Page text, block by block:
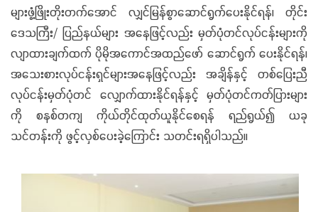
များဖွံ့ဖြိုးတိုးတက်အောင် လျှင်မြန်စွာဆောင်ရွက်ပေးနိုင်ရန်၊ တိုင်း
ဒေသကြီး/ ပြည်နယ်များ အနေဖြင့်လည်း မှတ်ပုံတင်လုပ်ငန်းများကို
လျာထားချက်ထက် ပိုမိုအကောင်အထည်ဖော် ဆောင်ရွက် ပေးနိုင်ရန်၊
အသေးစားလုပ်ငန်းရှင်များအနေဖြင့်လည်း အချိန်နှင့် တစ်ပြေးညီ
လုပ်ငန်းမှတ်ပုံတင် လျှောက်ထားနိုင်ရန်နှင့် မှတ်ပုံတင်ကတ်ပြားများ
ကို စနစ်တကျ ကိုယ်တိုင်ထုတ်ယူနိုင်စေရန် ရည်ရွယ်၍ ယခု
သင်တန်းကို ဖွင့်လှစ်ပေးခဲ့ကြောင်း သတင်းရရှိပါသည်။